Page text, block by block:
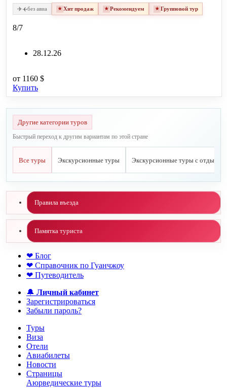
✈✈без авиа Хит продаж Рекомендуем Групповой тур
8/7
28.12.26
от 1160 $
Купить
Другие категории туров
Быстрый переход к другим вариантам по этой стране
Все туры Экскурсионные туры Экскурсионные туры с отдыхом
Правила въезда
Памятка туриста
❤ Блог
❤ Справочник по Гуанчжоу
❤ Путеводитель
🔔 Личный кабинет
Зарегистрироваться
Забыли пароль?
Туры
Виза
Отели
Авиабилеты
Новости
Страницы
Аюрведические туры